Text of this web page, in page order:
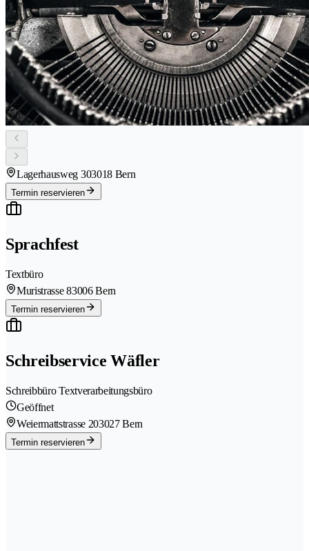
Lagerhausweg 303018 Bern
Termin reservieren
Sprachfest
Textbüro
Muristrasse 83006 Bern
Termin reservieren
Schreibservice Wäfler
Schreibbüro Textverarbeitungsbüro
Geöffnet
Weiermattstrasse 203027 Bern
Termin reservieren